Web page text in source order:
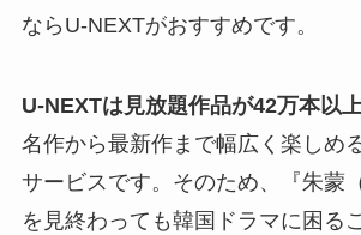
ならU-NEXTがおすすめです。
U-NEXTは見放題作品が42万本以
名作から最新作まで幅広く楽しめ
サービスです。そのため、『朱蒙
を見終わっても韓国ドラマに困る